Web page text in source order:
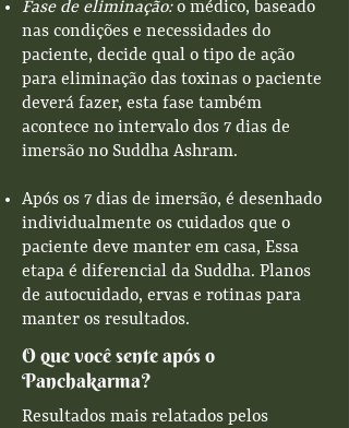
Fase de eliminação:o médico, baseado
nas condições e necessidades do
paciente, decide qual o tipo de ação
para eliminação das toxinas o paciente
deverá fazer, esta fase também
acontece no intervalo dos 7 dias de
imersão no Suddha Ashram.
Após os 7 dias de imersão, é desenhado
individualmente os cuidados que o
paciente deve manter em casa, Essa
etapa é diferencial da Suddha. Planos
de autocuidado, ervas e rotinas para
manter os resultados.
O que você sente após o
Panchakarma?
Resultados mais relatados pelos